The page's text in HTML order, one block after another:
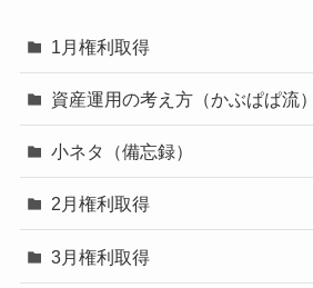
1月権利取得
資産運用の考え方（かぶぱぱ流）
小ネタ（備忘録）
2月権利取得
3月権利取得